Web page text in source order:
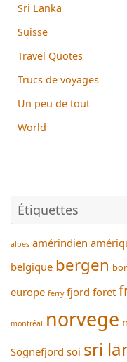
Sri Lanka
Suisse
Travel Quotes
Trucs de voyages
Un peu de tout
World
Étiquettes
alpes amérindien
belgique bergen
europe ferry fjord foret
montréal norvege
Sognefjord soi sri